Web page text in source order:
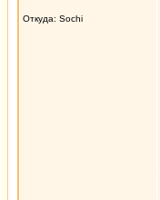
Откуда: Sochi